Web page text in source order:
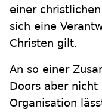
einer
sich eine
Christen gilt.
An so einer
Doors aber
Organisation